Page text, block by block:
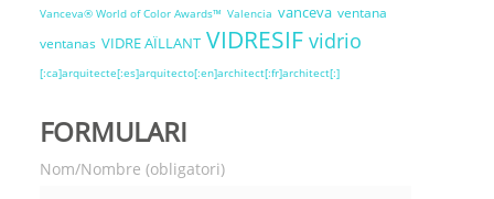
Vanceva® World of Color Awards™ Valencia vanceva ventana
ventanas VIDRE AÏLLANT VIDRESIF vidrio
[:ca]arquitecte[:es]arquitecto[:en]architect[:fr]architect[:]
FORMULARI
Nom/Nombre (obligatori)